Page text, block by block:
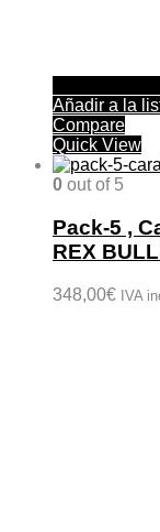
Añadir a la
Compare
Quick View
0 out of 5
Pack-5 ,
REX
348,00€ IVA